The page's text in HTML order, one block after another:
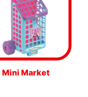
Mini Market